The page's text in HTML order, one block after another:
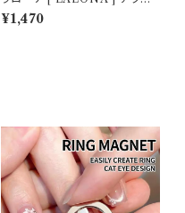
ルジェル ( プレミアムクリア ) (
30ml ) アクリルスカルプ/スカ
¥1,470